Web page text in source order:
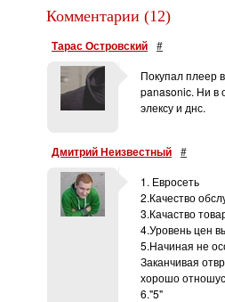
Комментарии (12)
Тарас Островский #
Покупал плеер
panasonic. Ни в
элексу и днс.
Дмитрий Неизвестный #
1. Евросеть
2.Качество
3.Качаство
4.Уровень цен
5.Начиная не
Заканчивая
хорошо
6."5"